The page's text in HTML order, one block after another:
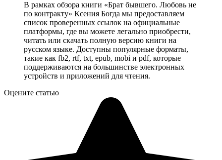
В рамках обзора книги «Брат бывшего. Любовь не
по контракту» Ксения Богда мы предоставляем
список проверенных ссылок на официальные
платформы, где вы можете легально приобрести,
читать или скачать полную версию книги на
русском языке. Доступны популярные форматы,
такие как fb2, rtf, txt, epub, mobi и pdf, которые
поддерживаются на большинстве электронных
устройств и приложений для чтения.
Оцените статью